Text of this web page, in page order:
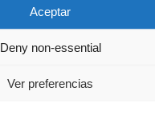
Aceptar
Deny non-essential
Ver preferencias